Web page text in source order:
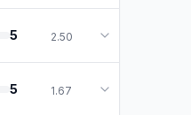
5 2.50
5 1.67